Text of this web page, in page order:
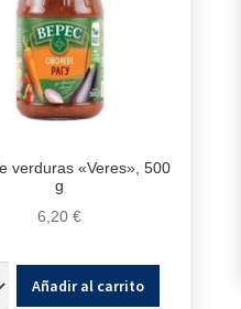
verduras «Veres», 500
g
6,20€
Añadir al carrito